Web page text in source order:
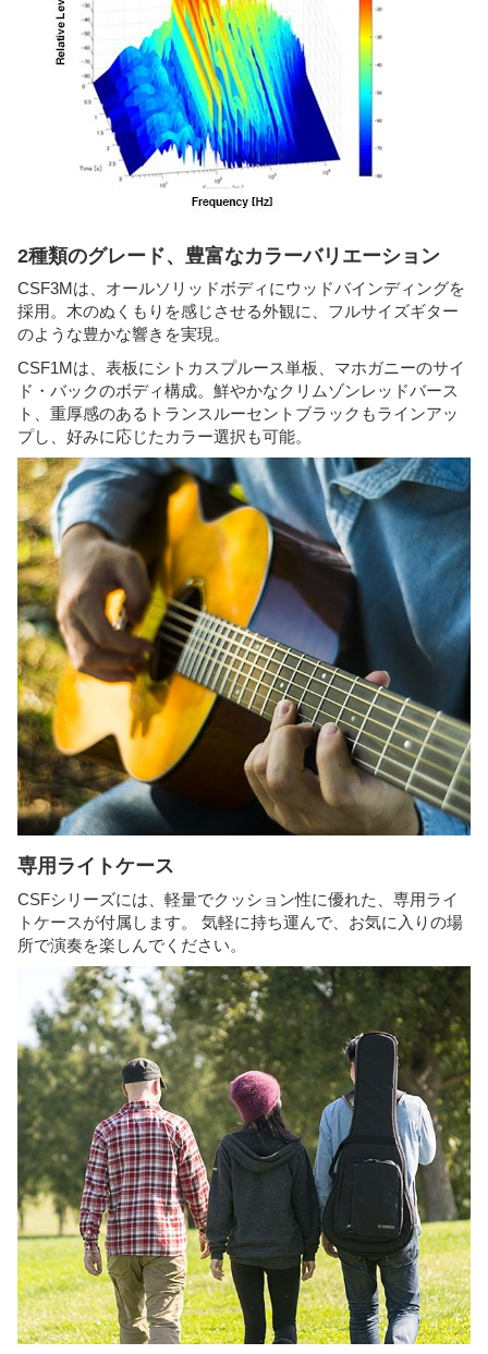
2種類のグレード、豊富なカラーバリエーション
CSF3Mは、オールソリッドボディにウッドバインディングを
採用。木のぬくもりを感じさせる外観に、フルサイズギター
のような豊かな響きを実現。
CSF1Mは、表板にシトカスプルース単板、マホガニーのサイ
ド・バックのボディ構成。鮮やかなクリムゾンレッドバース
ト、重厚感のあるトランスルーセントブラックもラインアッ
プし、好みに応じたカラー選択も可能。
専用ライトケース
CSFシリーズには、軽量でクッション性に優れた、専用ライ
トケースが付属します。 気軽に持ち運んで、お気に入りの場
所で演奏を楽しんでください。